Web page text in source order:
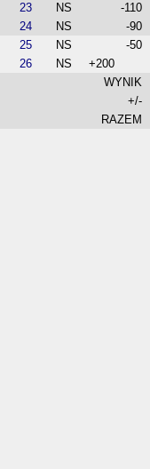
23 NS
-110
24
NS -90
25 NS
-50
26
NS
+200
WYNIK
+/-
RAZEM